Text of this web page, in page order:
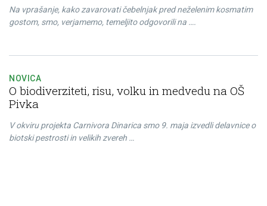
Na vprašanje, kako zavarovati čebelnjak pred neželenim kosmatim
gostom, smo, verjamemo, temeljito odgovorili na ….
NOVICA
O biodiverziteti, risu, volku in medvedu na OŠ
Pivka
V okviru projekta Carnivora Dinarica smo 9. maja izvedli delavnice o
biotski pestrosti in velikih zvereh …